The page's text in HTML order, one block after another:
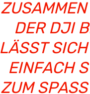
USAMMEN
ER DJI
ÄSST SICH
INFACH
UM SPASS